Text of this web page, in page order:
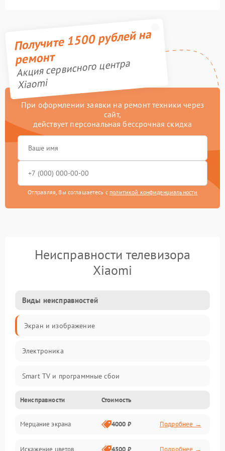
Получите 1500 рублей на
ремонт
Акция сервисного центра
Xiaomi
При оформлении заявки на ремонт техники через
сайт,
действует персональная бессрочная скидка
Отправляя, Вы соглашаетесь с политикой конфиденциальности
Неисправности телевизора
Xiaomi
Виды неисправностей
Экран и изображение
Электроника
Smart TV и программные сбои
Питание и запуск
Подсветка и LED-модули
Неисправности Стоимость
Мерцание экрана 4000 ₽ Подробнее →
Искажение цветов 4500 ₽ Подробнее →